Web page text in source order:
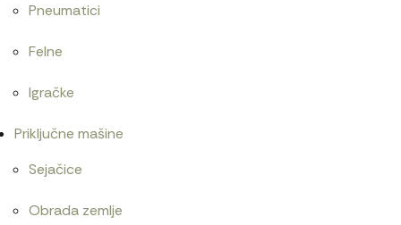
Pneumatici
Felne
Igračke
Priključne mašine
Sejačice
Obrada zemlje
2.700RSD
Guma menjača nt